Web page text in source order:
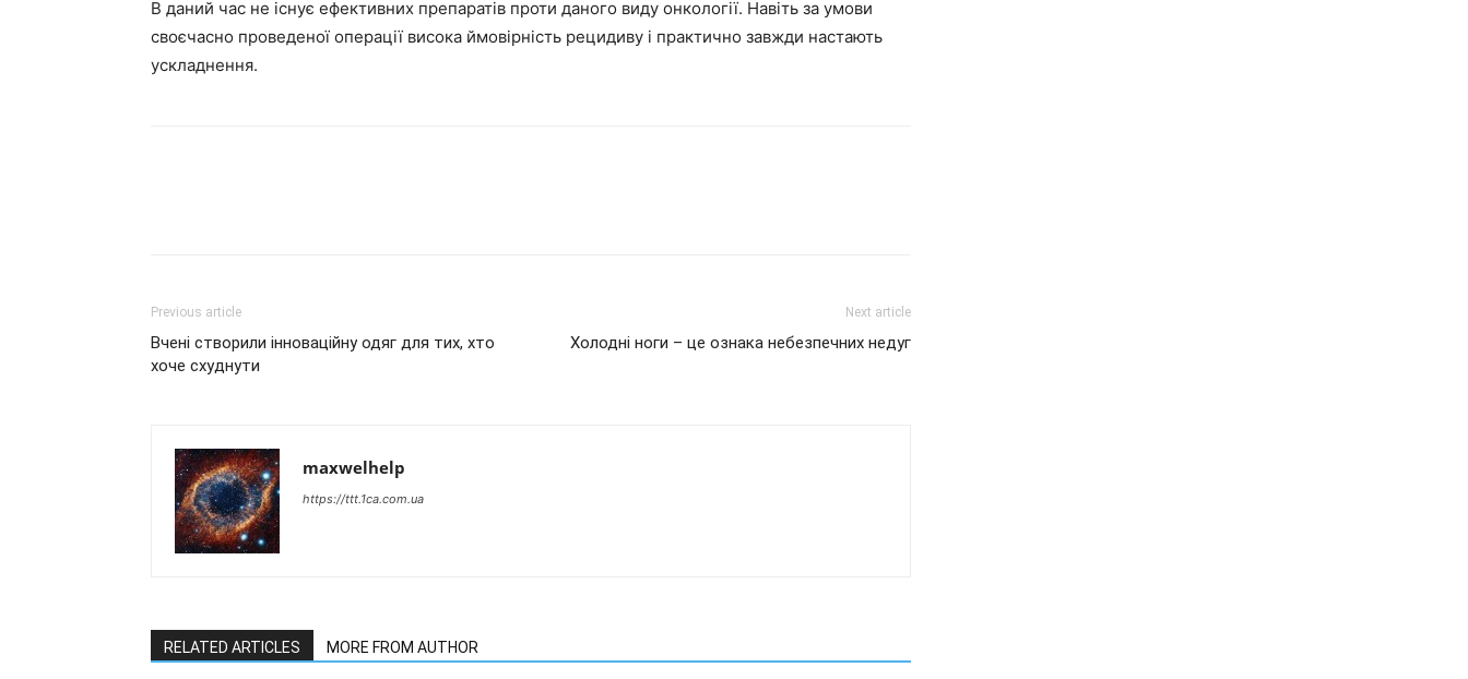
В даний час не існує ефективних препаратів проти даного виду онкології. Навіть за умови
своєчасно проведеної операції висока ймовірність рецидиву і практично завжди настають
ускладнення.
Previous article
Вчені створили інноваційну одяг для тих, хто
хоче схуднути
Next article
Холодні ноги – це ознака небезпечних недуг
maxwelhelp
https://ttt.1ca.com.ua
RELATED ARTICLES MORE FROM AUTHOR